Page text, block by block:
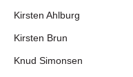
Kirsten Ahlburg
Kirsten Brun
Knud Simonsen